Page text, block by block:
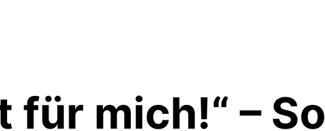
für mich!“ – So